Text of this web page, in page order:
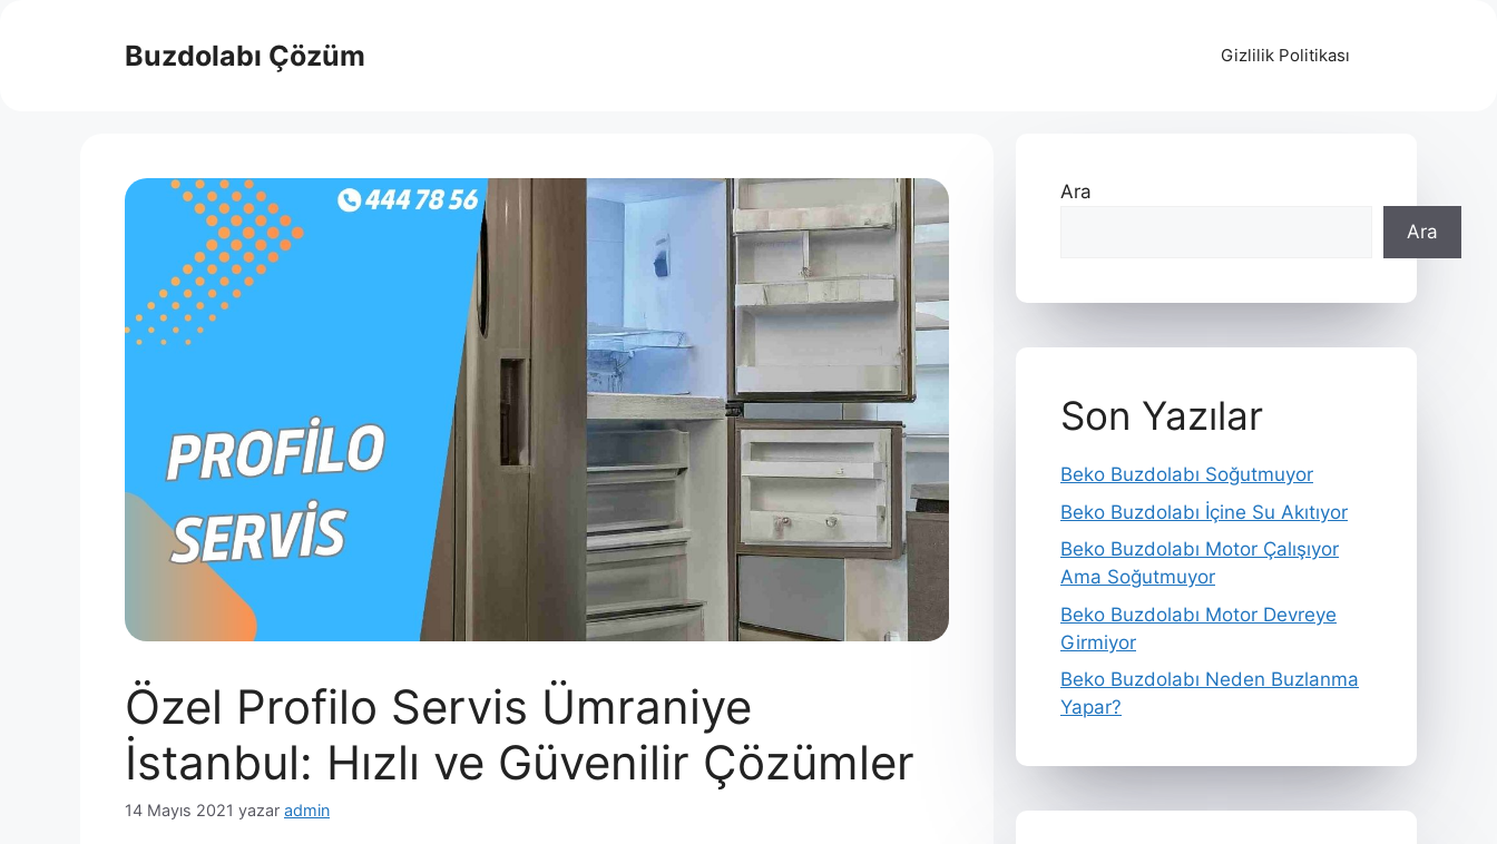
Buzdolabı Çözüm Gizlilik Politikası
Özel Profilo Servis Ümraniye
İstanbul: Hızlı ve Güvenilir Çözümler
14 Mayıs 2021 yazar admin
Ara
Ara
Son Yazılar
Beko Buzdolabı Soğutmuyor
Beko Buzdolabı İçine Su Akıtıyor
Beko Buzdolabı Motor Çalışıyor
Ama Soğutmuyor
Beko Buzdolabı Motor Devreye
Girmiyor
Beko Buzdolabı Neden Buzlanma
Yapar?